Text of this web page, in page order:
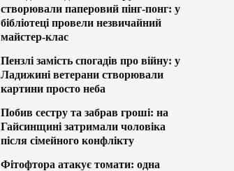
створювали паперовий пінг-понг: у
бібліотеці провели незвичайний
майстер-клас
Пензлі замість спогадів про війну: у
Ладижині ветерани створювали
картини просто неба
Побив сестру та забрав гроші: на
Гайсинщині затримали чоловіка
після сімейного конфлікту
Фітофтора атакує томати: одна